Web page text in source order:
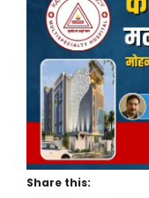
Share this: